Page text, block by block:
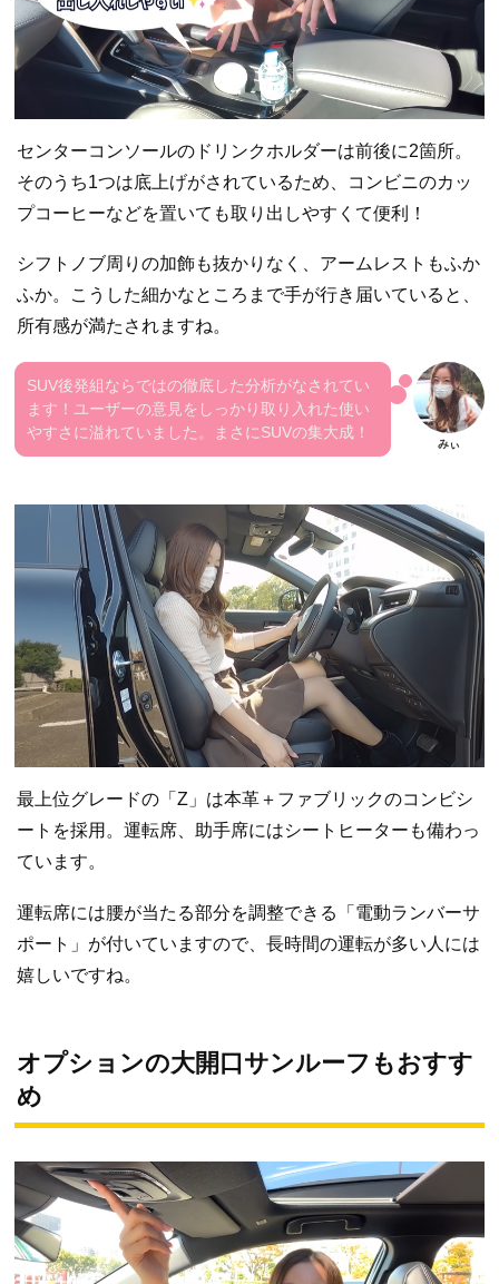
センターコンソールのドリンクホルダーは前後に2箇所。
そのうち1つは底上げがされているため、コンビニのカッ
プコーヒーなどを置いても取り出しやすくて便利！
シフトノブ周りの加飾も抜かりなく、アームレストもふか
ふか。こうした細かなところまで手が行き届いていると、
所有感が満たされますね。
SUV後発組ならではの徹底した分析がなされてい
ます！ユーザーの意見をしっかり取り入れた使い
やすさに溢れていました。まさにSUVの集大成！
最上位グレードの「Z」は本革＋ファブリックのコンビシ
ートを採用。運転席、助手席にはシートヒーターも備わっ
ています。
運転席には腰が当たる部分を調整できる「電動ランバーサ
ポート」が付いていますので、長時間の運転が多い人には
嬉しいですね。
オプションの大開口サンルーフもおすす
め